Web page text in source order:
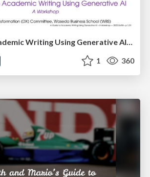
A Guide to Academic Writing Using Generative AI - A Workshop
1 360